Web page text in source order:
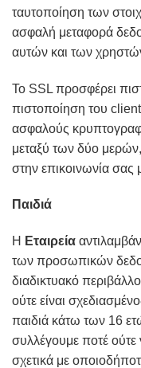
ταυτοποίηση των
ασφαλή μεταφορά
αυτών και των
Το SSL προσφέρει
πιστοποίηση του
ασφαλούς
μεταξύ των δύο
στην επικοινωνία σας
Παιδιά
Η Εταιρεία
των προσωπικών
διαδικτυακό
ούτε είναι
παιδιά κάτω των 16
συλλέγουμε ποτέ
σχετικά με